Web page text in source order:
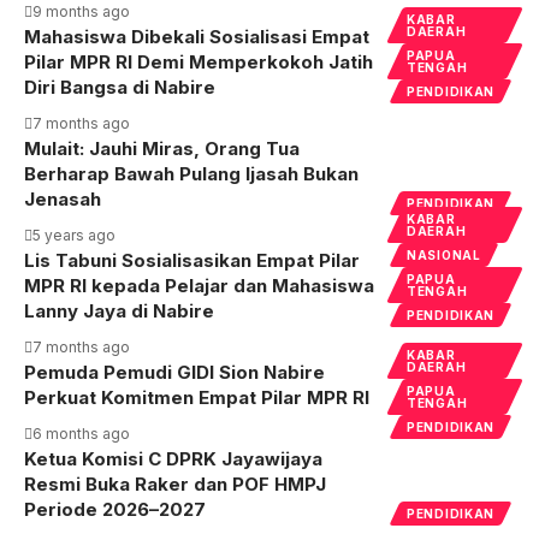
9 months ago
KABAR
DAERAH
PAPUA
TENGAH
PENDIDIKAN
Mahasiswa Dibekali Sosialisasi Empat
Pilar MPR RI Demi Memperkokoh Jatih
Diri Bangsa di Nabire
7 months ago
PENDIDIKAN
Mulait: Jauhi Miras, Orang Tua
Berharap Bawah Pulang Ijasah Bukan
Jenasah
5 years ago
KABAR
DAERAH
NASIONAL
PAPUA
TENGAH
PENDIDIKAN
Lis Tabuni Sosialisasikan Empat Pilar
MPR RI kepada Pelajar dan Mahasiswa
Lanny Jaya di Nabire
7 months ago
KABAR
DAERAH
PAPUA
TENGAH
PENDIDIKAN
Pemuda Pemudi GIDI Sion Nabire
Perkuat Komitmen Empat Pilar MPR RI
6 months ago
PENDIDIKAN
Ketua Komisi C DPRK Jayawijaya
Resmi Buka Raker dan POF HMPJ
Periode 2026–2027